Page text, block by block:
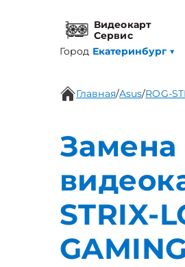
Видеокарт
Сервис
Город Екатеринбург ▼
Главная/Asus/ROG-
Замена
STRIX-
GAMING